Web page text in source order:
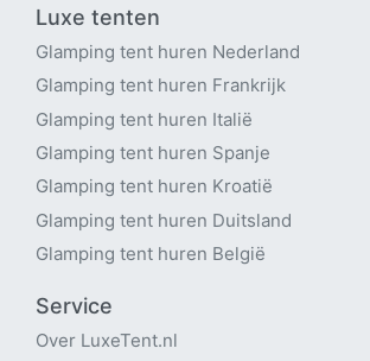
Luxe tenten
Glamping tent huren Nederland
Glamping tent huren Frankrijk
Glamping tent huren Italië
Glamping tent huren Spanje
Glamping tent huren Kroatië
Glamping tent huren Duitsland
Glamping tent huren België
Service
Over LuxeTent.nl